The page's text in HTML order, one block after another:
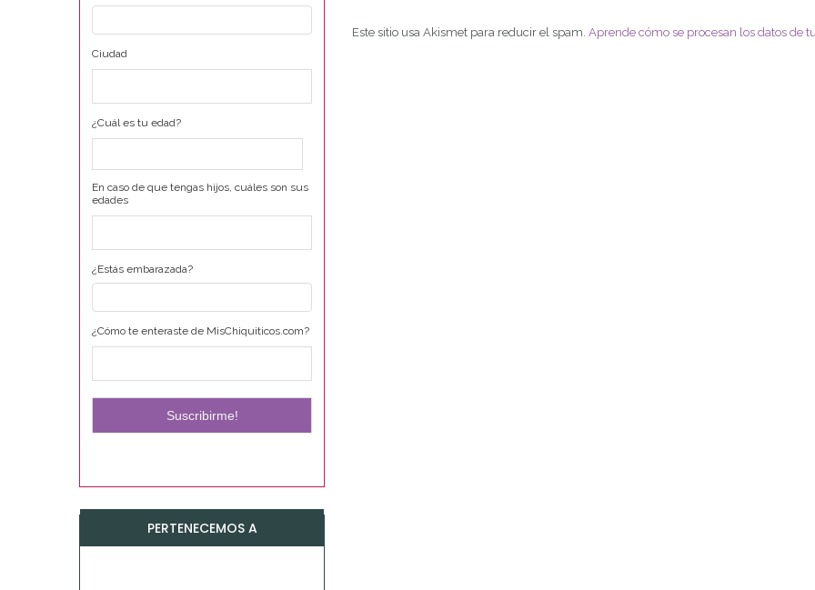
Este sitio usa Akismet para reducir el spam. Aprende cómo se procesan los datos de
Ciudad
¿Cuál es tu edad?
En caso de que tengas hijos, cuáles son sus
edades
¿Estás embarazada?
¿Cómo te enteraste de MisChiquiticos.com?
PERTENECEMOS A